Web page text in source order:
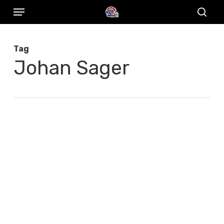
Skip
content
Menu
Tag
Johan Sager